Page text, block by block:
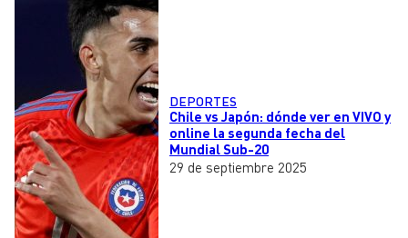
DEPORTES
Chile vs Japón: dónde ver en VIVO y
online la segunda fecha del
Mundial Sub-20
29 de septiembre 2025